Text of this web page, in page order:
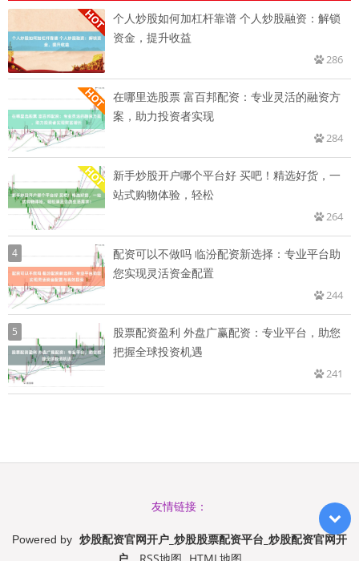
个人炒股如何加杠杆靠谱 个人炒股融资：解锁
资金，提升收益
286
在哪里选股票 富百邦配资：专业灵活的融资方
案，助力投资者实现
284
新手炒股开户哪个平台好 买吧！精选好货，一
站式购物体验，轻松
264
4
配资可以不做吗 临汾配资新选择：专业平台助
您实现灵活资金配置
244
5
股票配资盈利 外盘广赢配资：专业平台，助您
把握全球投资机遇
241
友情链接：
Powered by 炒股配资官网开户_炒股股票配资平台_炒股配资官网开